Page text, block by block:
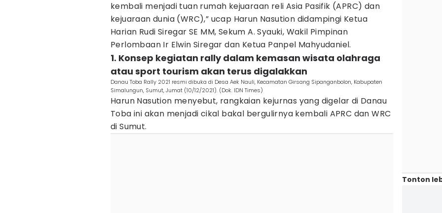
kembali menjadi tuan rumah kejuaraan reli Asia Pasifik (APRC) dan
kejuaraan dunia (WRC),” ucap Harun Nasution didampingi Ketua
Harian Rudi Siregar SE MM, Sekum A. Syauki, Wakil Pimpinan
Perlombaan Ir Elwin Siregar dan Ketua Panpel Mahyudaniel.
1. Konsep kegiatan rally dalam kemasan wisata olahraga
atau sport tourism akan terus digalakkan
Danau Toba Rally 2021 resmi dibuka di Desa Aek Nauli, Kecamatan Girsang Sipanganbolon, Kabupaten
Simalungun, Sumut, Jumat (10/12/2021). (Dok. IDN Times)
Harun Nasution menyebut, rangkaian kejurnas yang digelar di Danau
Toba ini akan menjadi cikal bakal bergulirnya kembali APRC dan WRC
di Sumut.
Tonton